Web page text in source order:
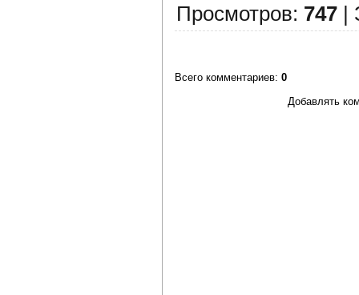
Просмотров: 747 |
Всего комментариев: 0
Добавлять